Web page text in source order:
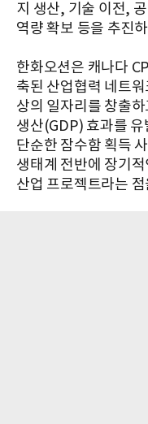
지 생산, 기술 이전,
역량 확보 등을 추진
한화오션은 캐나다
축된 산업협력 네트
상의 일자리를 창출
생산(GDP) 효과를
단순한 잠수함 획득
생태계 전반에 장기
산업 프로젝트라는